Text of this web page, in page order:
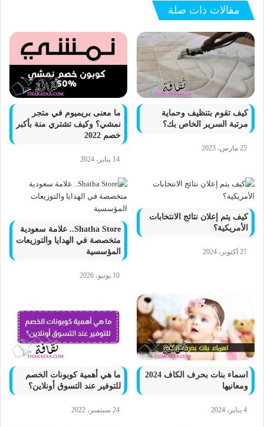
مقالات ذات صلة
كيف تقوم بتنظيف وحماية
مرتبة السرير الخاص بك؟
25 مارس، 2023
ما معنى بريميوم في متجر
نمشي؟ وكيف تشتري منة بأكبر
خصم 2022
14 يناير، 2024
كيف يتم إعلان نتائج الانتخابات
الأمريكية؟
27 أكتوبر، 2024
Shatha Store.. علامة سعودية
متخصصة في الهدايا والتوزيعات
المؤسسية
10 يونيو، 2026
اسماء بنات بحرف الكاف 2024
ومعانيها
4 يناير، 2024
ما هي أهمية كوبونات الخصم
للتوفير عند التسوق أونلاين؟
24 سبتمبر، 2022